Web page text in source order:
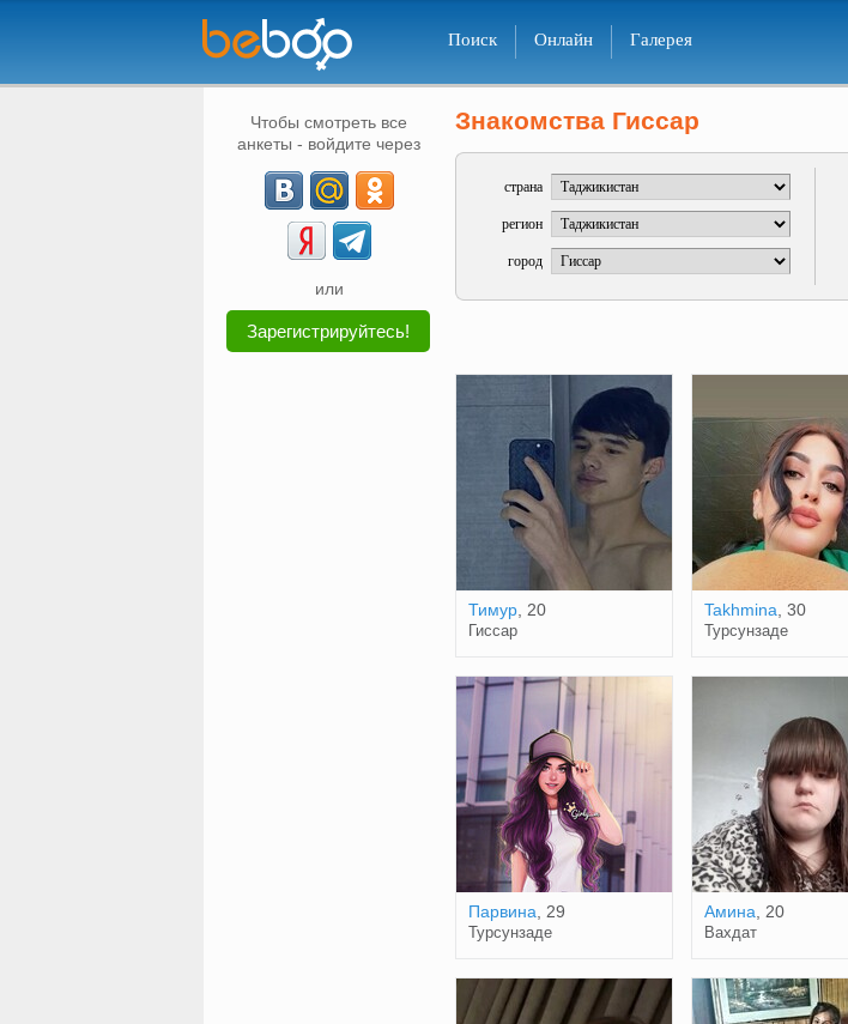
Поиск Онлайн Галерея
Чтобы смотреть все
анкеты - войдите через
или
Зарегистрируйтесь!
Знакомства Гиссар
страна
регион
город
Тимур, 20
Гиссар
Takhmina , 30
Турсунзаде
Парвина , 29
Турсунзаде
Амина , 20
Вахдат